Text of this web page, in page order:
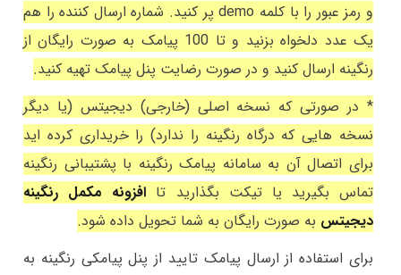
و رمز عبور را با کلمه demo پر کنید. شماره ارسال کننده را هم
یک عدد دلخواه بزنید و تا 100 پیامک به صورت رایگان از
رنگینه ارسال کنید و در صورت رضایت پنل پیامک تهیه کنید.
* در صورتی که نسخه اصلی (خارجی) دیجیتس (یا دیگر
نسخه هایی که درگاه رنگینه را ندارد) را خریداری کرده اید
برای اتصال آن به سامانه پیامک رنگینه با پشتیبانی رنگینه
تماس بگیرید یا تیکت بگذارید تا افزونه مکمل رنگینه
دیجیتس به صورت رایگان به شما تحویل داده شود.
برای استفاده از ارسال پیامک تایید از پنل پیامکی رنگینه به